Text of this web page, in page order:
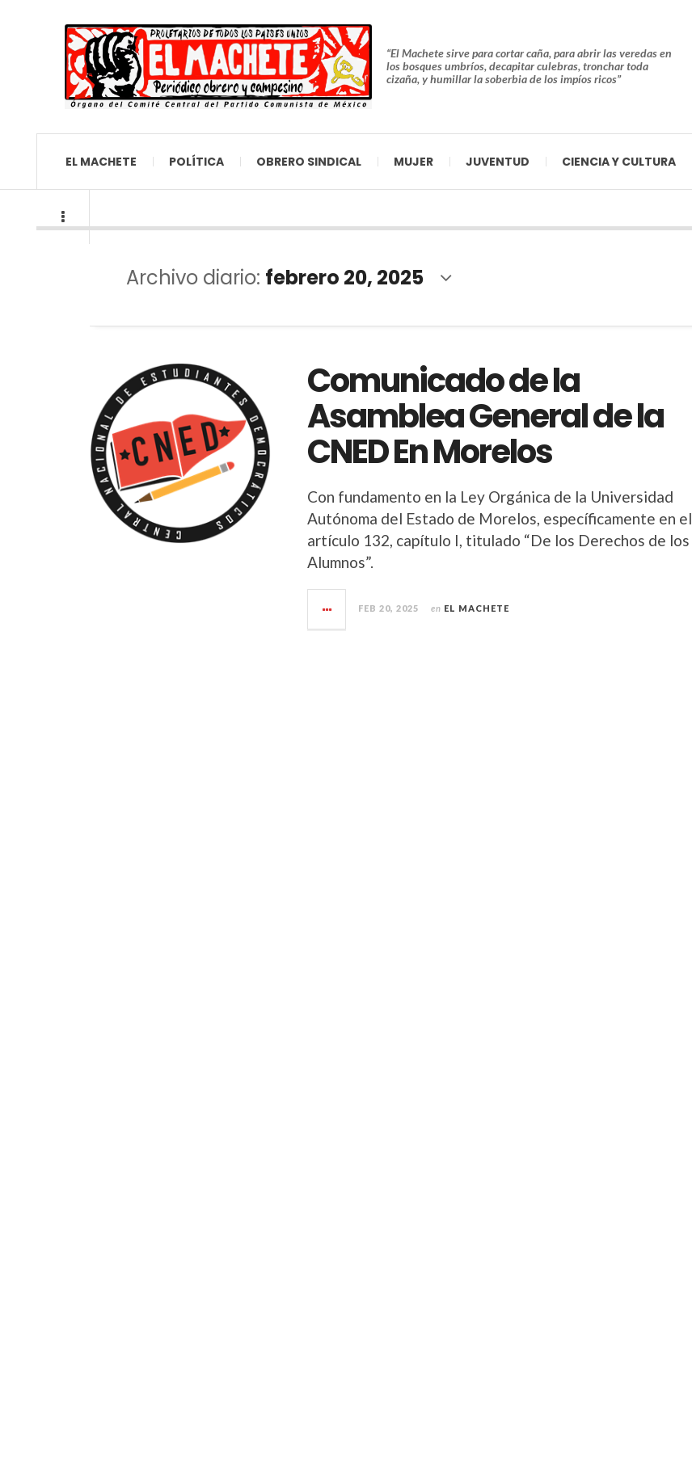
“El Machete sirve para cortar caña, para abrir las veredas en
los bosques umbríos, decapitar culebras, tronchar toda
cizaña, y humillar la soberbia de los impíos ricos”
EL MACHETE POLÍTICA OBRERO SINDICAL MUJER JUVENTUD CIENCIA Y CULTURA
Archivo diario: febrero 20, 2025
Comunicado de la
Asamblea General de la
CNED En Morelos
Con fundamento en la Ley Orgánica de la Universidad
Autónoma del Estado de Morelos, específicamente en el
artículo 132, capítulo I, titulado “De los Derechos de los
Alumnos”.
FEB 20, 2025 en EL MACHETE